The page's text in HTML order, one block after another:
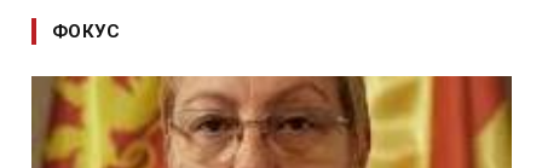
ФОКУС